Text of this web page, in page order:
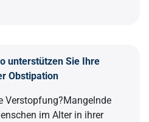
unterstützen Sie Ihre
Obstipation
Verstopfung?Mangelnde
im Alter in ihrer